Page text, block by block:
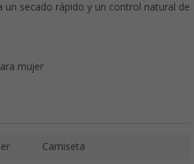
un secado rápido y un control natural de
mujer
Camiseta